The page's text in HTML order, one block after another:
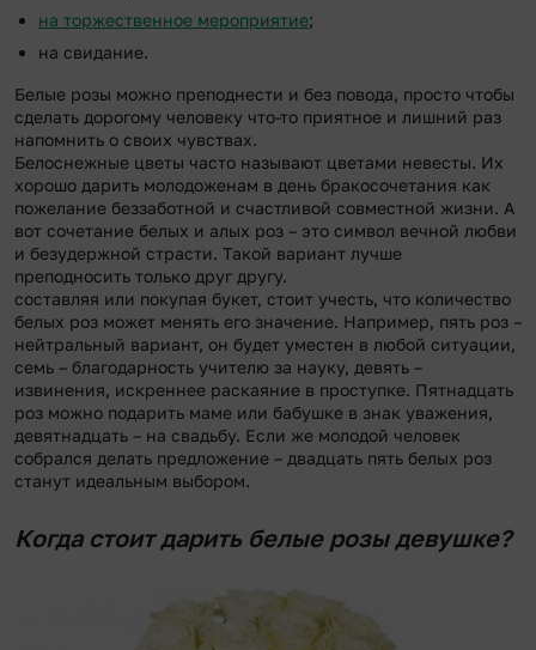
на торжественное мероприятие;
на свидание.
Белые розы можно преподнести и без повода, просто чтобы
сделать дорогому человеку что-то приятное и лишний раз
напомнить о своих чувствах.
Белоснежные цветы часто называют цветами невесты. Их
хорошо дарить молодоженам в день бракосочетания как
пожелание беззаботной и счастливой совместной жизни. А
вот сочетание белых и алых роз – это символ вечной любви
и безудержной страсти. Такой вариант лучше
преподносить только друг другу.
составляя или покупая букет, стоит учесть, что количество
белых роз может менять его значение. Например, пять роз –
нейтральный вариант, он будет уместен в любой ситуации,
семь – благодарность учителю за науку, девять –
извинения, искреннее раскаяние в проступке. Пятнадцать
роз можно подарить маме или бабушке в знак уважения,
девятнадцать – на свадьбу. Если же молодой человек
собрался делать предложение – двадцать пять белых роз
станут идеальным выбором.
Когда стоит дарить белые розы девушке?